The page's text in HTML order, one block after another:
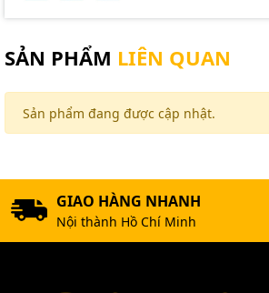
SẢN PHẨM LIÊN QUAN
Sản phẩm đang được cập nhật.
GIAO HÀNG NHANH
Nội thành Hồ Chí Minh